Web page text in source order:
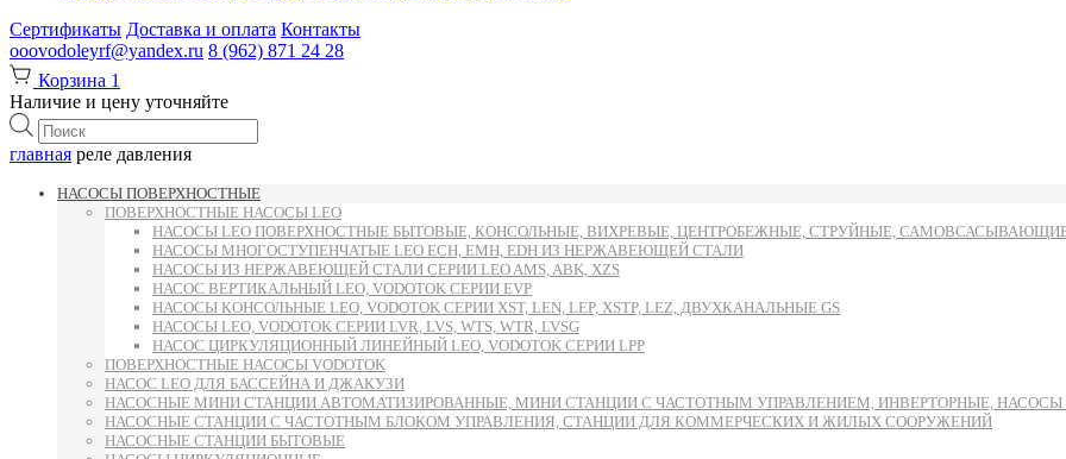
Сертификаты Доставка и оплата Контакты
ooovodoleyrf@yandex.ru 8 (962) 871 24 28
Корзина 1
Наличие и цену уточняйте
Поиск
товаров
главная реле давления
НАСОСЫ ПОВЕРХНОСТНЫЕ
ПОВЕРХНОСТНЫЕ НАСОСЫ LEO
НАСОСЫ LEO ПОВЕРХНОСТНЫЕ БЫТОВЫЕ, КОНСОЛЬНЫЕ, ВИХРЕВЫЕ, ЦЕНТРОБЕЖНЫЕ, СТРУЙНЫЕ, САМОВСАСЫВАЮЩИЕ
НАСОСЫ МНОГОСТУПЕНЧАТЫЕ LEO ECH, EMH, EDH ИЗ НЕРЖАВЕЮЩЕЙ СТАЛИ
НАСОСЫ ИЗ НЕРЖАВЕЮЩЕЙ СТАЛИ СЕРИИ LEO AMS, ABK, XZS
НАСОС ВЕРТИКАЛЬНЫЙ LEO, VODOTOK СЕРИИ EVP
НАСОСЫ КОНСОЛЬНЫЕ LEO, VODOTOK СЕРИИ XST, LEN, LEP, XSTP, LEZ, ДВУХКАНАЛЬНЫЕ GS
НАСОСЫ LEO, VODOTOK СЕРИИ LVR, LVS, WTS, WTR, LVSG
НАСОС ЦИРКУЛЯЦИОННЫЙ ЛИНЕЙНЫЙ LEO, VODOTOK СЕРИИ LPP
ПОВЕРХНОСТНЫЕ НАСОСЫ VODOTOK
НАСОС LEO ДЛЯ БАССЕЙНА И ДЖАКУЗИ
НАСОСНЫЕ МИНИ СТАНЦИИ АВТОМАТИЗИРОВАННЫЕ, МИНИ СТАНЦИИ С ЧАСТОТНЫМ УПРАВЛЕНИЕМ, ИНВЕРТОРНЫЕ,
НАСОСНЫЕ СТАНЦИИ С ЧАСТОТНЫМ БЛОКОМ УПРАВЛЕНИЯ, СТАНЦИИ ДЛЯ КОММЕРЧЕСКИХ И ЖИЛЫХ СООРУЖЕНИЙ
НАСОСНЫЕ СТАНЦИИ БЫТОВЫЕ